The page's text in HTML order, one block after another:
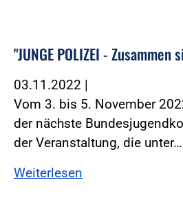
"JUNGE POLIZEI -
03.11.2022 |
Vom 3. bis 5. November
der nächste
der Veranstaltung, die unter…
Weiterlesen